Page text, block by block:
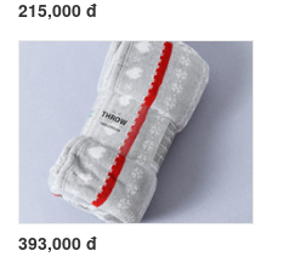
215,000 đ
393,000 đ